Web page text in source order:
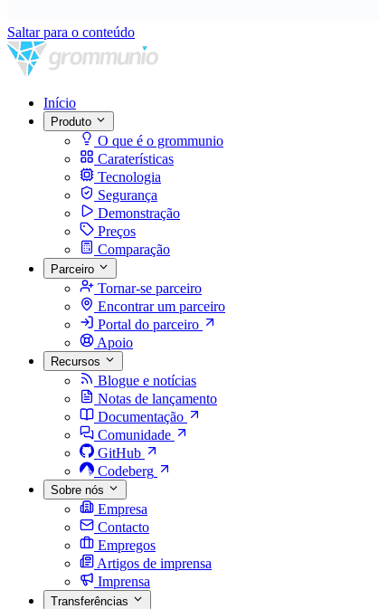
Saltar para o conteúdo
Início
Produto
O que é o grommunio
Caraterísticas
Tecnologia
Segurança
Demonstração
Preços
Comparação
Parceiro
Tornar-se parceiro
Encontrar um parceiro
Portal do parceiro
Apoio
Recursos
Blogue e notícias
Notas de lançamento
Documentação
Comunidade
GitHub
Codeberg
Sobre nós
Empresa
Contacto
Empregos
Artigos de imprensa
Imprensa
Transferências